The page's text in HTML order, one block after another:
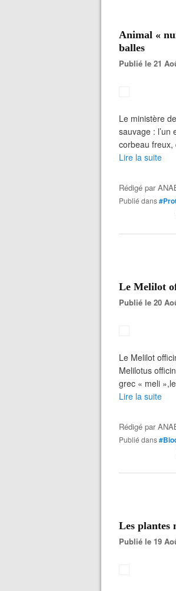
Animal «
balles
Publié le 21
Le ministère
sauvage :
corbeau freux,
Lire la suite
Rédigé par
Publié dans
Le Melilot
Publié le 20
Le Melilot
Melilotus
grec « meli
Lire la suite
Rédigé par
Publié dans
Les plantes
Publié le 19